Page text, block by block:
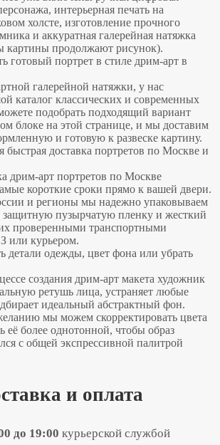
интерьерная печать на
холсте, изготовление прочного
и аккуратная галерейная натяжка
картины продолжают рисунок).
портрет в стиле дрим-арт в
галерейной натяжки, у нас
каталог классических и современных
подобрать подходящий вариант
блоке на этой странице, и мы доставим
и готовую к развеске картину.
быстрая доставка портретов по Москве и
дрим-арт портретов по Москве
короткие сроки прямо к вашей двери.
и регионы мы надежно упаковываем
защитную пузырчатую пленку и жесткий
проверенными транспортными
или курьером.
одежды, цвет фона или убрать
создания дрим-арт макета художник
ретушь лица, устраняет любые
идеальный абстрактный фон.
мы можем скорректировать цвета
её более однотонной, чтобы образ
с общей экспрессивной палитрой
и оплата
до 19:00 курьерской службой